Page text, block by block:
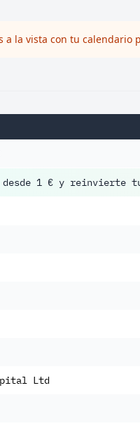
la vista con tu calendario
1 € y reinvierte
Ltd